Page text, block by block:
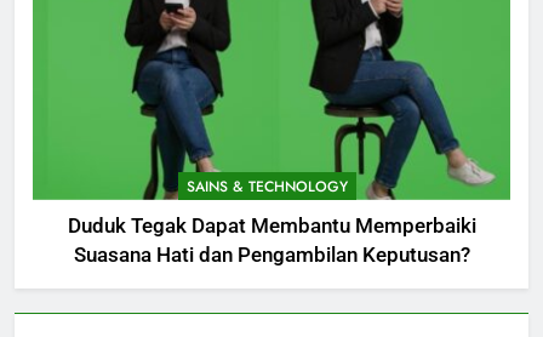
SAINS & TECHNOLOGY
Duduk Tegak Dapat Membantu Memperbaiki
Suasana Hati dan Pengambilan Keputusan?